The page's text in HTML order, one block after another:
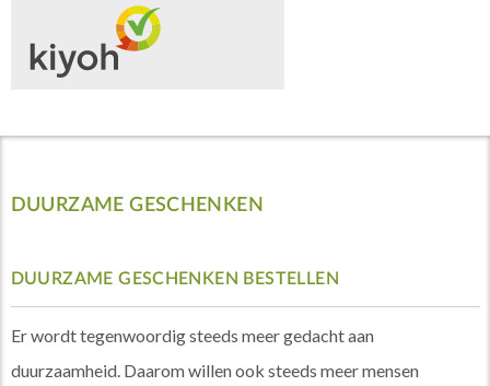
DUURZAME GESCHENKEN
DUURZAME GESCHENKEN BESTELLEN
Er wordt tegenwoordig steeds meer gedacht aan
duurzaamheid. Daarom willen ook steeds meer mensen